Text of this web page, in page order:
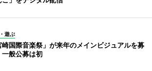
遊ぶ
崎国際音楽祭」が来年のメインビジュアルを募
般公募は初